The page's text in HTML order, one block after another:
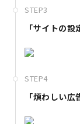
STEP3
「サイトの
STEP4
「煩わしい